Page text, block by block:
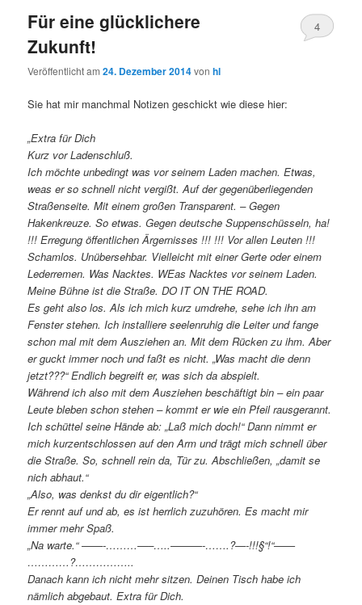
Für eine glücklichere
Zukunft!
Veröffentlicht am24. Dezember 2014vonhl
4
Sie hat mir manchmal Notizen geschickt wie diese hier:
„Extra für Dich
Kurz vor Ladenschluß.
Ich möchte unbedingt was vor seinem Laden machen. Etwas,
weas er so schnell nicht vergißt. Auf der gegenüberliegenden
Straßenseite. Mit einem großen Transparent. – Gegen
Hakenkreuze. So etwas. Gegen deutsche Suppenschüsseln, ha!
!!! Erregung öffentlichen Ärgernisses !!! !!! Vor allen Leuten !!!
Schamlos. Unübersehbar. Vielleicht mit einer Gerte oder einem
Lederremen. Was Nacktes. WEas Nacktes vor seinem Laden.
Meine Bühne ist die Straße. DO IT ON THE ROAD.
Es geht also los. Als ich mich kurz umdrehe, sehe ich ihn am
Fenster stehen. Ich installiere seelenruhig die Leiter und fange
schon mal mit dem Ausziehen an. Mit dem Rücken zu ihm. Aber
er guckt immer noch und faßt es nicht. „Was macht die denn
jetzt???“ Endlich begreift er, was sich da abspielt.
Während ich also mit dem Ausziehen beschäftigt bin – ein paar
Leute bleben schon stehen – kommt er wie ein Pfeil rausgerannt.
Ich schüttel seine Hände ab: „Laß mich doch!“ Dann nimmt er
mich kurzentschlossen auf den Arm und trägt mich schnell über
die Straße. So, schnell rein da, Tür zu. Abschließen, „damit se
nich abhaut.“
„Also, was denkst du dir eigentlich?“
Er rennt auf und ab, es ist herrlich zuzuhören. Es macht mir
immer mehr Spaß.
„Na warte.“ ——-………—–…..———-…….?—-!!!§“!“——
…………?……………..
Danach kann ich nicht mehr sitzen. Deinen Tisch habe ich
nämlich abgebaut. Extra für Dich.